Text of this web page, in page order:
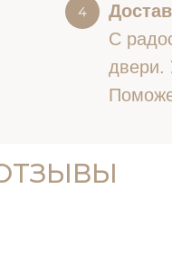
С
двери.